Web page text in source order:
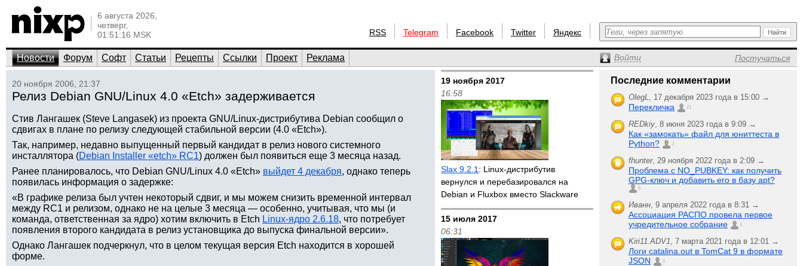
6 августа 2026,
четверг,
01:51:16 MSK
RSS Telegram Facebook Twitter Яндекс
Новости Форум Софт Статьи Рецепты Ссылки Проект Реклама Войти Постучаться
20 ноября 2006, 21:37
Релиз Debian GNU/Linux 4.0 «Etch» задерживается
Стив Лангашек (Steve Langasek) из проекта GNU/Linux-дистрибутива Debian сообщил о
сдвигах в плане по релизу следующей стабильной версии (4.0 «Etch»).
Так, например, недавно выпущенный первый кандидат в релиз нового системного
инсталлятора (Debian Installer «etch» RC1) должен был появиться еще 3 месяца назад.
Ранее планировалось, что Debian GNU/Linux 4.0 «Etch» выйдет 4 декабря, однако теперь
появилась информация о задержке:
«В графике релиза был учтен некоторый сдвиг, и мы можем снизить временной интервал
между RC1 и релизом, однако не на целые 3 месяца — особенно, учитывая, что мы (и
команда, ответственная за ядро) хотим включить в Etch Linux-ядро 2.6.18, что потребует
появления второго кандидата в релиз установщика до выпуска финальной версии».
Однако Лангашек подчеркнул, что в целом текущая версия Etch находится в хорошей
форме.
19 ноября 2017
16:58
Slax 9.2.1 : Linux-дистрибутив
вернулся и перебазировался на
Debian и Fluxbox вместо Slackware
15 июля 2017
06:31
Последние комментарии
OlegL, 17 декабря 2023 года в 15:00 →
Перекличка 21
REDkiy, 8 июня 2023 года в 9:09 →
Как «замокать» файл для юниттеста в
Python?
2
fhunter, 29 ноября 2022 года в 2:09 →
Проблема с NO_PUBKEY: как получить
GPG-ключ и добавить его в базу apt?
6
Иванн, 9 апреля 2022 года в 8:31 →
Ассоциация РАСПО провела первое
учредительное собрание
1
Kiri11.ADV1, 7 марта 2021 года в 12:01 →
Логи catalina.out в TomCat 9 в формате
JSON
1